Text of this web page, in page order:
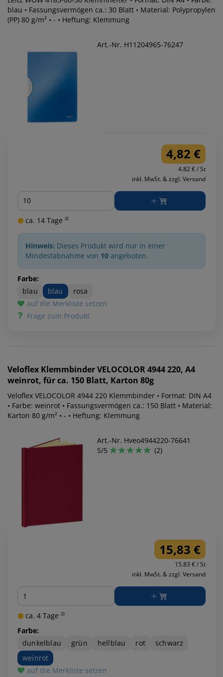
blau • Fassungsvermögen ca.: 30 Blatt • Material: Polypropylen
(PP) 80 g/m² • - • Heftung: Klemmung
Art.-Nr. H11204965-76247
4,82 €
4.82 € / St
inkl. MwSt. & zzgl. Versand
Menge
ca. 14 Tage ²⁾
Hinweis: Dieses Produkt wird nur in einer
Mindestabnahme von 10 angeboten.
Farbe:
blau
blau
rosa
auf die Merkliste setzen
Frage zum Produkt
Veloflex Klemmbinder VELOCOLOR 4944 220, A4
weinrot, für ca. 150 Blatt, Karton 80g
Veloflex VELOCOLOR 4944 220 Klemmbinder • Format: DIN A4
• Farbe: weinrot • Fassungsvermögen ca.: 150 Blatt • Material:
Karton 80 g/m² • - • Heftung: Klemmung
Art.-Nr. Hveo4944220-76641
5/5
(2)
15,83 €
15.83 € / St
inkl. MwSt. & zzgl. Versand
Menge
ca. 4 Tage ²⁾
Farbe:
dunkelblau
grün hellblau rot
schwarz
weinrot
auf die Merkliste setzen